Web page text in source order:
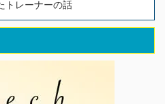
トレーナーの話